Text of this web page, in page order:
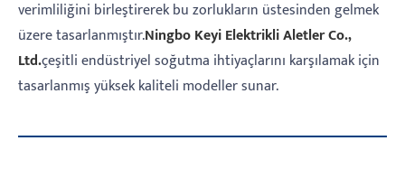
verimliliğini birleştirerek bu zorlukların üstesinden gelmek
üzere tasarlanmıştır.Ningbo Keyi Elektrikli Aletler Co.,
Ltd.çeşitli endüstriyel soğutma ihtiyaçlarını karşılamak için
tasarlanmış yüksek kaliteli modeller sunar.